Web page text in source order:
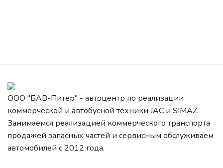
ООО "БАВ-Питер" - автоцентр по реализации
коммерческой и автобусной техники JAC и SIMAZ.
Занимаемся реализацией коммерческого транспорта
продажей запасных частей и сервисным обслуживаем
автомобилей c 2012 года.